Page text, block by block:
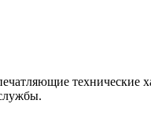
технические